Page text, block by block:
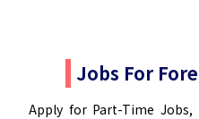
Jobs For
Apply for Part-Time